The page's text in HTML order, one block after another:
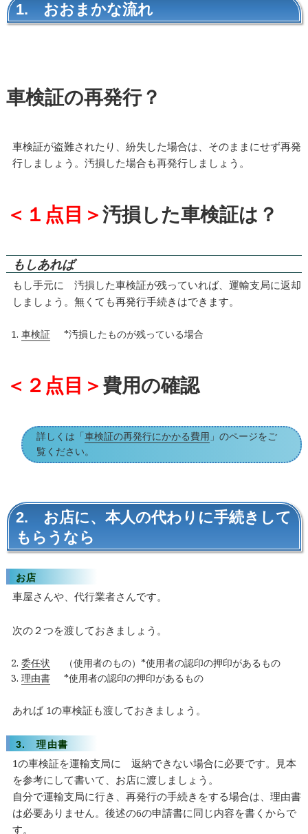
1. おおまかな流れ
車検証の再発行？
車検証が盗難されたり、紛失した場合は、そのままにせず再発
行しましょう。汚損した場合も再発行しましょう。
＜１点目＞汚損した車検証は？
もしあれば
もし手元に 汚損した車検証が残っていれば、運輸支局に返却
しましょう。無くても再発行手続きはできます。
車検証 *汚損したものが残っている場合
＜２点目＞費用の確認
詳しくは「車検証の再発行にかかる費用 」のページをご
覧ください。
2. お店に、本人の代わりに手続きして
もらうなら
お店
車屋さんや、代行業者さんです。
次の２つを渡しておきましょう。
委任状
（使用者のもの）*使用者の認印の押印があるもの
理由書
*使用者の認印の押印があるもの
あれば 1の車検証も渡しておきましょう。
3. 理由書
1の車検証を運輸支局に 返納できない場合に必要です。見本
を参考にして書いて、お店に渡しましょう。
自分で運輸支局に行き、再発行の手続きをする場合は、理由書
は必要ありません。後述の6の申請書に同じ内容を書くからで
す。